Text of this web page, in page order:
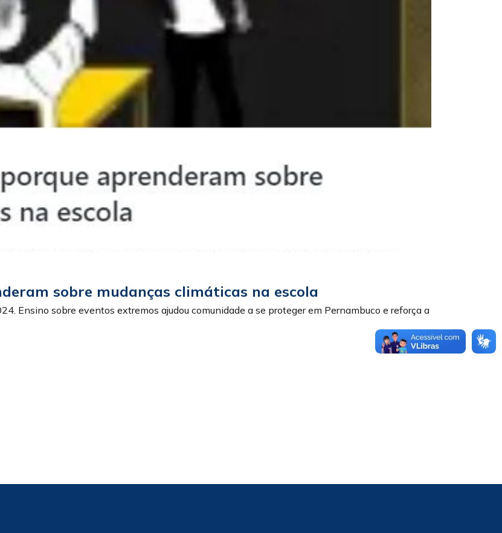
sobre mudanças climáticas na escola
Ensino sobre eventos extremos ajudou comunidade a se proteger em Pernambuco e reforça a